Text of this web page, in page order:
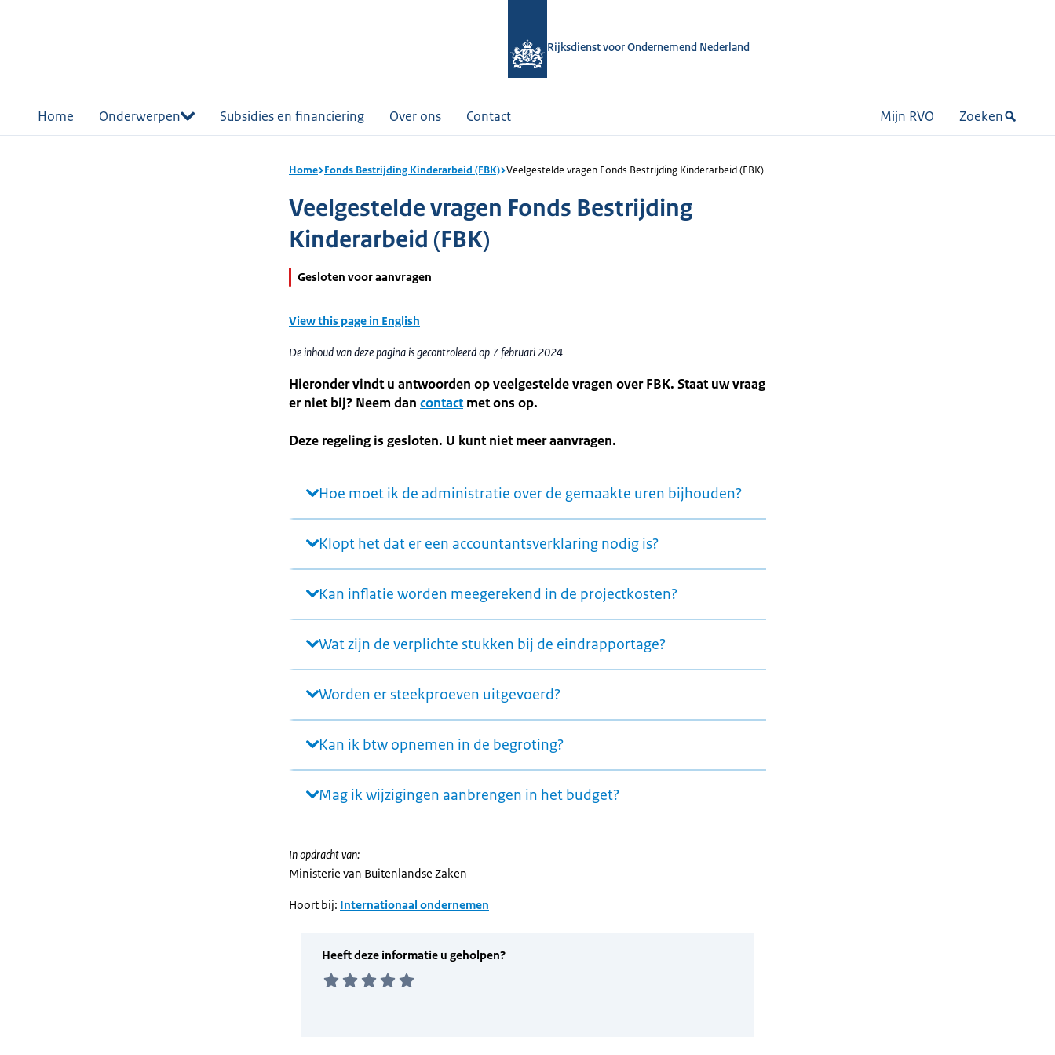
Rijksdienst voor Ondernemend Nederland
Home Onderwerpen Subsidies en financiering Over ons Contact Mijn RVO Zoeken
Home Fonds Bestrijding Kinderarbeid (FBK) Veelgestelde vragen Fonds Bestrijding Kinderarbeid (FBK)
Veelgestelde vragen Fonds Bestrijding
Kinderarbeid (FBK)
Gesloten voor aanvragen
View this page in English
De inhoud van deze pagina is gecontroleerd op 7 februari 2024
Hieronder vindt u antwoorden op veelgestelde vragen over FBK. Staat uw vraag
er niet bij? Neem dan contactmet ons op.
Deze regeling is gesloten. U kunt niet meer aanvragen.
Hoe moet ik de administratie over de gemaakte uren bijhouden?
Klopt het dat er een accountantsverklaring nodig is?
Kan inflatie worden meegerekend in de projectkosten?
Wat zijn de verplichte stukken bij de eindrapportage?
Worden er steekproeven uitgevoerd?
Kan ik btw opnemen in de begroting?
Mag ik wijzigingen aanbrengen in het budget?
In opdracht van:
Ministerie van Buitenlandse Zaken
Hoort bij: Internationaal ondernemen